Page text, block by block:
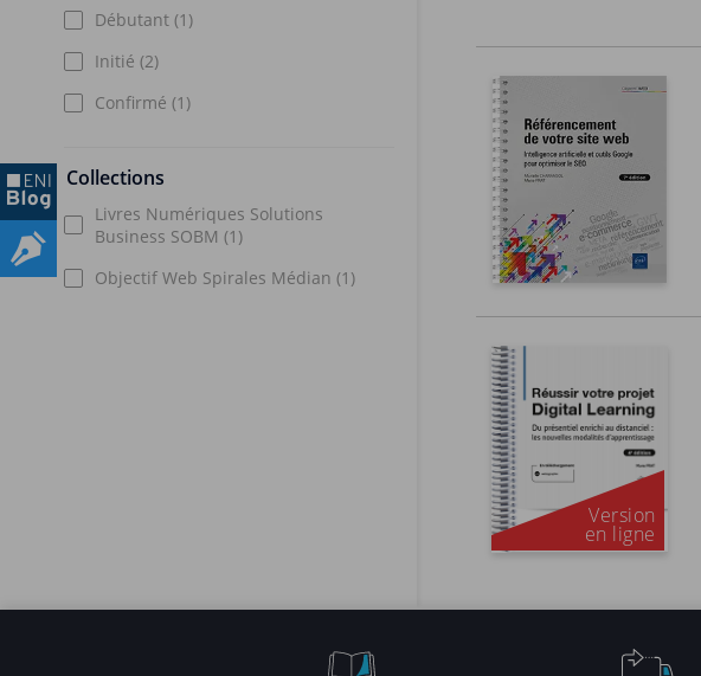
Débutant (1)
Initié (2)
Confirmé (1)
Collections
Livres Numériques Solutions
Business SOBM (1)
Objectif Web Spirales Médian (1)